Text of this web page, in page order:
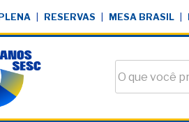
RESERVAS MESA BRASIL